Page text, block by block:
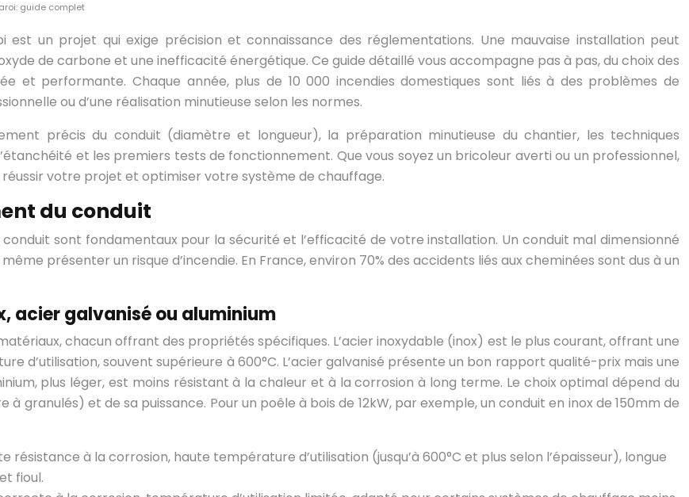
guide complet
un projet qui exige précision et connaissance des réglementations. Une mauvaise installation peut
de carbone et une inefficacité énergétique. Ce guide détaillé vous accompagne pas à pas, du choix des
et performante. Chaque année, plus de 10 000 incendies domestiques sont liés à des problèmes de
ou d’une réalisation minutieuse selon les normes.
précis du conduit (diamètre et longueur), la préparation minutieuse du chantier, les techniques
et les premiers tests de fonctionnement. Que vous soyez un bricoleur averti ou un professionnel,
votre projet et optimiser votre système de chauffage.
du conduit
sont fondamentaux pour la sécurité et l’efficacité de votre installation. Un conduit mal dimensionné
présenter un risque d’incendie. En France, environ 70% des accidents liés aux cheminées sont dus à un
acier galvanisé ou aluminium
chacun offrant des propriétés spécifiques. L’acier inoxydable (inox) est le plus courant, offrant une
d’utilisation, souvent supérieure à 600°C. L’acier galvanisé présente un bon rapport qualité-prix mais une
plus léger, est moins résistant à la chaleur et à la corrosion à long terme. Le choix optimal dépend du
granulés) et de sa puissance. Pour un poêle à bois de 12kW, par exemple, un conduit en inox de 150mm de
résistance à la corrosion, haute température d’utilisation (jusqu’à 600°C et plus selon l’épaisseur), longue
fioul.